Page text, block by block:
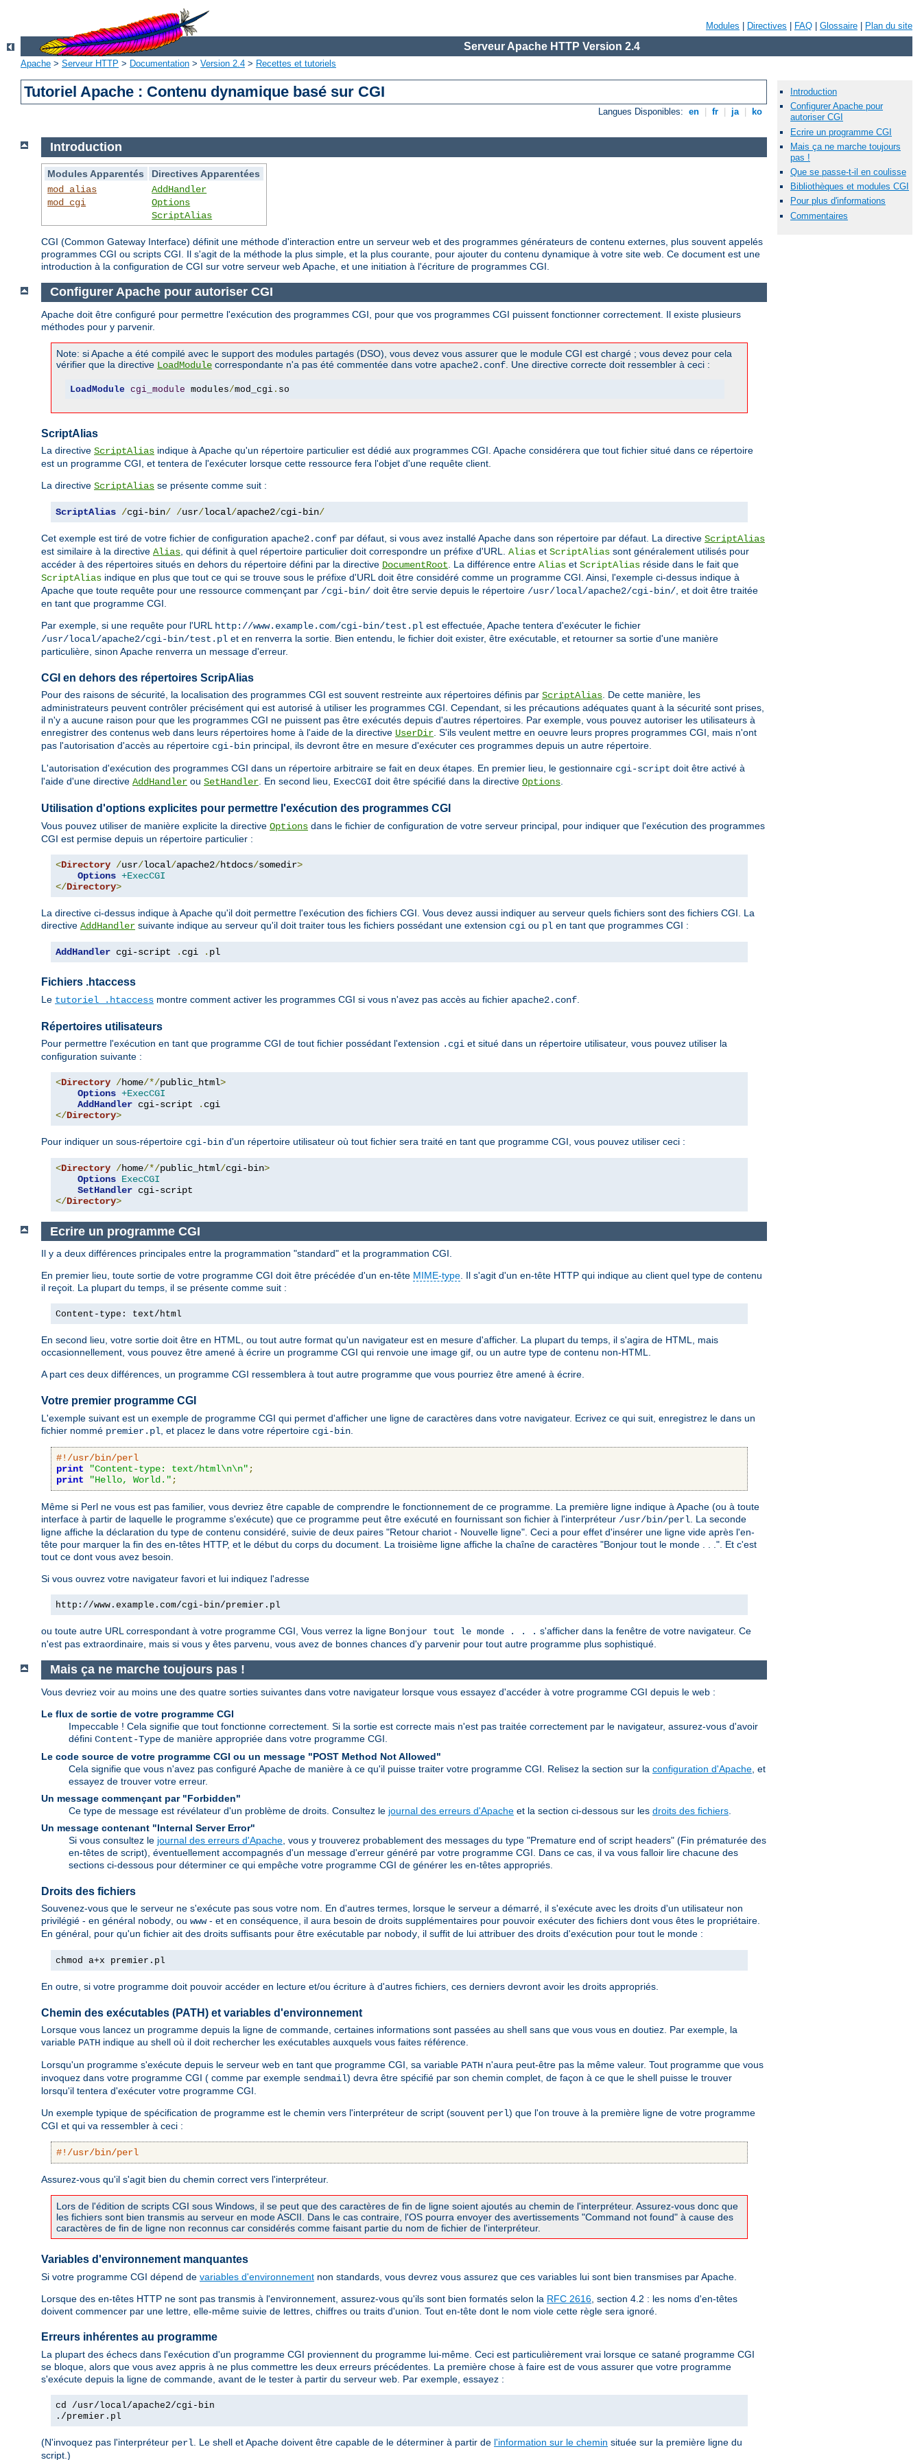
Modules Directives FAQ Glossaire Plan du site
Serveur Apache HTTP Version 2.4
Apache > Serveur HTTP > Documentation > Version 2.4 > Recettes et tutoriels
Tutoriel Apache : Contenu dynamique basé sur CGI
Langues Disponibles: en fr ja ko
Introduction
Configurer Apache pour
autoriser CGI
Ecrire un programme CGI
Mais ça ne marche toujours
pas !
Que se passe-t-il en coulisse
Bibliothèques et modules CGI
Pour plus d'informations
Commentaires
Introduction
Modules Apparentés
Directives Apparentées
mod_alias
mod_cgi
AddHandler
Options
ScriptAlias
CGI (Common Gateway Interface) définit une méthode d'interaction entre un serveur web et des programmes générateurs de contenu externes, plus souvent appelés
programmes CGI ou scripts CGI. Il s'agit de la méthode la plus simple, et la plus courante, pour ajouter du contenu dynamique à votre site web. Ce document est une
introduction à la configuration de CGI sur votre serveur web Apache, et une initiation à l'écriture de programmes CGI.
Configurer Apache pour autoriser CGI
Apache doit être configuré pour permettre l'exécution des programmes CGI, pour que vos programmes CGI puissent fonctionner correctement. Il existe plusieurs
méthodes pour y parvenir.
Note: si Apache a été compilé avec le support des modules partagés (DSO), vous devez vous assurer que le module CGI est chargé ; vous devez pour cela
vérifier que la directive LoadModule correspondante n'a pas été commentée dans votre apache2.conf . Une directive correcte doit ressembler à ceci :
LoadModule cgi_module modules/mod_cgi. so
ScriptAlias
La directive ScriptAlias indique à Apache qu'un répertoire particulier est dédié aux programmes CGI. Apache considérera que tout fichier situé dans ce répertoire
est un programme CGI, et tentera de l'exécuter lorsque cette ressource fera l'objet d'une requête client.
La directive ScriptAlias se présente comme suit :
ScriptAlias /cgi-bin/ /usr/local/apache2/cgi-bin/
Cet exemple est tiré de votre fichier de configuration apache2.conf par défaut, si vous avez installé Apache dans son répertoire par défaut. La directive ScriptAlias
est similaire à la directive Alias, qui définit à quel répertoire particulier doit correspondre un préfixe d'URL. Alias et ScriptAlias sont généralement utilisés pour
accéder à des répertoires situés en dehors du répertoire défini par la directive DocumentRoot. La différence entre Alias et ScriptAlias réside dans le fait que
ScriptAlias indique en plus que tout ce qui se trouve sous le préfixe d'URL doit être considéré comme un programme CGI. Ainsi, l'exemple ci-dessus indique à
Apache que toute requête pour une ressource commençant par /cgi-bin/ doit être servie depuis le répertoire /usr/local/apache2/cgi-bin/, et doit être traitée
en tant que programme CGI.
Par exemple, si une requête pour l'URL http://www.example.com/cgi-bin/test.pl est effectuée, Apache tentera d'exécuter le fichier
/usr/local/apache2/cgi-bin/test.pl et en renverra la sortie. Bien entendu, le fichier doit exister, être exécutable, et retourner sa sortie d'une manière
particulière, sinon Apache renverra un message d'erreur.
CGI en dehors des répertoires ScripAlias
Pour des raisons de sécurité, la localisation des programmes CGI est souvent restreinte aux répertoires définis par ScriptAlias. De cette manière, les
administrateurs peuvent contrôler précisément qui est autorisé à utiliser les programmes CGI. Cependant, si les précautions adéquates quant à la sécurité sont prises,
il n'y a aucune raison pour que les programmes CGI ne puissent pas être exécutés depuis d'autres répertoires. Par exemple, vous pouvez autoriser les utilisateurs à
enregistrer des contenus web dans leurs répertoires home à l'aide de la directive UserDir. S'ils veulent mettre en oeuvre leurs propres programmes CGI, mais n'ont
pas l'autorisation d'accès au répertoire cgi-bin principal, ils devront être en mesure d'exécuter ces programmes depuis un autre répertoire.
L'autorisation d'exécution des programmes CGI dans un répertoire arbitraire se fait en deux étapes. En premier lieu, le gestionnaire cgi-script doit être activé à
l'aide d'une directive AddHandler ou SetHandler. En second lieu, ExecCGI doit être spécifié dans la directive Options.
Utilisation d'options explicites pour permettre l'exécution des programmes CGI
Vous pouvez utiliser de manière explicite la directive Options dans le fichier de configuration de votre serveur principal, pour indiquer que l'exécution des programmes
CGI est permise depuis un répertoire particulier :
<Directory /usr/local/apache2/htdocs/somedir>
Options +ExecCGI
</Directory>
La directive ci-dessus indique à Apache qu'il doit permettre l'exécution des fichiers CGI. Vous devez aussi indiquer au serveur quels fichiers sont des fichiers CGI. La
directive AddHandler suivante indique au serveur qu'il doit traiter tous les fichiers possédant une extension cgi ou pl en tant que programmes CGI :
AddHandler cgi-script . cgi . pl
Fichiers .htaccess
Le tutoriel .htaccess montre comment activer les programmes CGI si vous n'avez pas accès au fichier apache2.conf
Répertoires utilisateurs
Pour permettre l'exécution en tant que programme CGI de tout fichier possédant l'extension .cgi et situé dans un répertoire utilisateur, vous pouvez utiliser la
configuration suivante :
<Directory /home/*/public_html>
Options +ExecCGI
AddHandler cgi-script .
</Directory>
Pour indiquer un sous-répertoire cgi-bin d'un répertoire utilisateur où tout fichier sera traité en tant que programme CGI, vous pouvez utiliser ceci :
<Directory /home/*/public_html/cgi-bin>
Options ExecCGI
SetHandler
</Directory>
Ecrire un programme CGI
Il y a deux différences principales entre la programmation "standard" et la programmation CGI.
En premier lieu, toute sortie de votre programme CGI doit être précédée d'un en-tête MIME-type. Il s'agit d'un en-tête HTTP qui indique au client quel type de contenu
il reçoit. La plupart du temps, il se présente comme suit :
Content-type: text/html
En second lieu, votre sortie doit être en HTML, ou tout autre format qu'un navigateur est en mesure d'afficher. La plupart du temps, il s'agira de HTML, mais
occasionnellement, vous pouvez être amené à écrire un programme CGI qui renvoie une image gif, ou un autre type de contenu non-HTML.
A part ces deux différences, un programme CGI ressemblera à tout autre programme que vous pourriez être amené à écrire.
Votre premier programme CGI
L'exemple suivant est un exemple de programme CGI qui permet d'afficher une ligne de caractères dans votre navigateur. Ecrivez ce qui suit, enregistrez le dans un
fichier nommé premier.pl , et placez le dans votre répertoire cgi-bin
#!/usr/bin/perl
print
"Content-type: text/html\n\n" ;
print
"Hello, World." ;
Même si Perl ne vous est pas familier, vous devriez être capable de comprendre le fonctionnement de ce programme. La première ligne indique à Apache (ou à toute
interface à partir de laquelle le programme s'exécute) que ce programme peut être exécuté en fournissant son fichier à l'interpréteur /usr/bin/perl . La seconde
ligne affiche la déclaration du type de contenu considéré, suivie de deux paires "Retour chariot - Nouvelle ligne". Ceci a pour effet d'insérer une ligne vide après l'en-
tête pour marquer la fin des en-têtes HTTP, et le début du corps du document. La troisième ligne affiche la chaîne de caractères "Bonjour tout le monde . . .". Et c'est
tout ce dont vous avez besoin.
Si vous ouvrez votre navigateur favori et lui indiquez l'adresse
http://www.example.com/cgi-bin/premier.pl
ou toute autre URL correspondant à votre programme CGI, Vous verrez la ligne Bonjour tout le monde . . . s'afficher dans la fenêtre de votre navigateur. Ce
n'est pas extraordinaire, mais si vous y êtes parvenu, vous avez de bonnes chances d'y parvenir pour tout autre programme plus sophistiqué.
Mais ça ne marche toujours pas !
Vous devriez voir au moins une des quatre sorties suivantes dans votre navigateur lorsque vous essayez d'accéder à votre programme CGI depuis le web :
Le flux de sortie de votre programme CGI
Impeccable ! Cela signifie que tout fonctionne correctement. Si la sortie est correcte mais n'est pas traitée correctement par le navigateur, assurez-vous d'avoir
défini Content-Type de manière appropriée dans votre programme CGI.
Le code source de votre programme CGI ou un message "POST Method Not Allowed"
Cela signifie que vous n'avez pas configuré Apache de manière à ce qu'il puisse traiter votre programme CGI. Relisez la section sur la configuration d'Apache , et
essayez de trouver votre erreur.
Un message commençant par "Forbidden"
Ce type de message est révélateur d'un problème de droits. Consultez le journal des erreurs d'Apache et la section ci-dessous sur les droits des fichiers
Un message contenant "Internal Server Error"
Si vous consultez le journal des erreurs d'Apache , vous y trouverez probablement des messages du type "Premature end of script headers" (Fin prématurée des
en-têtes de script), éventuellement accompagnés d'un message d'erreur généré par votre programme CGI. Dans ce cas, il va vous falloir lire chacune des
sections ci-dessous pour déterminer ce qui empêche votre programme CGI de générer les en-têtes appropriés.
Droits des fichiers
Souvenez-vous que le serveur ne s'exécute pas sous votre nom. En d'autres termes, lorsque le serveur a démarré, il s'exécute avec les droits d'un utilisateur non
privilégié - en général nobody , ou www- et en conséquence, il aura besoin de droits supplémentaires pour pouvoir exécuter des fichiers dont vous êtes le propriétaire.
En général, pour qu'un fichier ait des droits suffisants pour être exécutable par nobody , il suffit de lui attribuer des droits d'exécution pour tout le monde :
chmod a+x premier.pl
En outre, si votre programme doit pouvoir accéder en lecture et/ou écriture à d'autres fichiers, ces derniers devront avoir les droits appropriés.
Chemin des exécutables (PATH) et variables d'environnement
Lorsque vous lancez un programme depuis la ligne de commande, certaines informations sont passées au shell sans que vous vous en doutiez. Par exemple, la
variable PATH indique au shell où il doit rechercher les exécutables auxquels vous faites référence.
Lorsqu'un programme s'exécute depuis le serveur web en tant que programme CGI, sa variable PATH n'aura peut-être pas la même valeur. Tout programme que vous
invoquez dans votre programme CGI ( comme par exemple sendmail) devra être spécifié par son chemin complet, de façon à ce que le shell puisse le trouver
lorsqu'il tentera d'exécuter votre programme CGI.
Un exemple typique de spécification de programme est le chemin vers l'interpréteur de script (souvent perl) que l'on trouve à la première ligne de votre programme
CGI et qui va ressembler à ceci :
#!/usr/bin/perl
Assurez-vous qu'il s'agit bien du chemin correct vers l'interpréteur.
Lors de l'édition de scripts CGI sous Windows, il se peut que des caractères de fin de ligne soient ajoutés au chemin de l'interpréteur. Assurez-vous donc que
les fichiers sont bien transmis au serveur en mode ASCII. Dans le cas contraire, l'OS pourra envoyer des avertissements "Command not found" à cause des
caractères de fin de ligne non reconnus car considérés comme faisant partie du nom de fichier de l'interpréteur.
Variables d'environnement manquantes
Si votre programme CGI dépend de variables d'environnement non standards, vous devrez vous assurez que ces variables lui sont bien transmises par Apache.
Lorsque des en-têtes HTTP ne sont pas transmis à l'environnement, assurez-vous qu'ils sont bien formatés selon la RFC 2616 , section 4.2 : les noms d'en-têtes
doivent commencer par une lettre, elle-même suivie de lettres, chiffres ou traits d'union. Tout en-tête dont le nom viole cette règle sera ignoré.
Erreurs inhérentes au programme
La plupart des échecs dans l'exécution d'un programme CGI proviennent du programme lui-même. Ceci est particulièrement vrai lorsque ce satané programme CGI
se bloque, alors que vous avez appris à ne plus commettre les deux erreurs précédentes. La première chose à faire est de vous assurer que votre programme
s'exécute depuis la ligne de commande, avant de le tester à partir du serveur web. Par exemple, essayez :
cd /usr/local/apache2/cgi-bin
./premier.pl
(N'invoquez pas l'interpréteur perl . Le shell et Apache doivent être capable de le déterminer à partir de l'information sur le chemin située sur la première ligne du
script.)